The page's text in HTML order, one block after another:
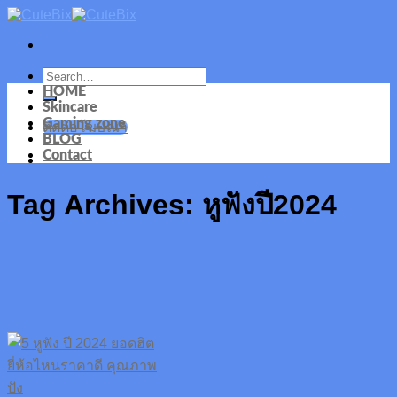
Skip
content
ติดต่อโฆษณา
HOME
Skincare
Gaming zone
BLOG
Contact
Tag Archives: หูฟังปี2024